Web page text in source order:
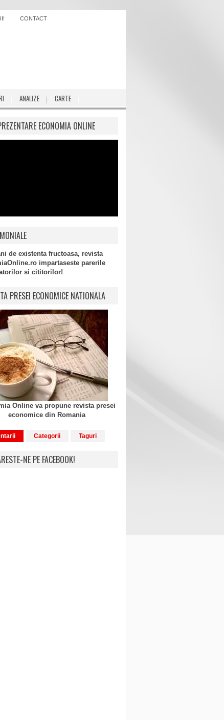
CONTACT
ANALIZE CARTE
ECONOMIA ONLINE
de existenta fructoasa, revista
impartaseste parerile
si cititorilor!
PRESEI ECONOMICE NATIONALA
Online va propune revista presei
economice din Romania
Categorii Taguri
NE PE FACEBOOK!